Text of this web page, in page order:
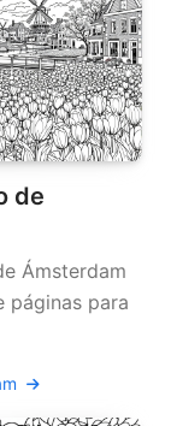
de
Ámsterdam
páginas para